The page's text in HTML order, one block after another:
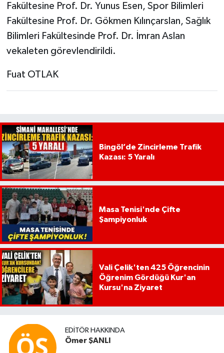
Fakültesine Prof. Dr. Yunus Esen, Spor Bilimleri
Fakültesine Prof. Dr. Gökmen Kılınçarslan, Sağlık
Bilimleri Fakültesinde Prof. Dr. İmran Aslan
vekaleten görevlendirildi.
Fuat OTLAK
Bingöl’de Zincirleme Trafik
Kazası: 5 Yaralı
Masa Tenisi'nde Çifte
Şampiyonluk
Vali Çelik'ten 425 Öğrencinin
Öğrenim Gördüğü Kur'an
Kursu'na Ziyaret
EDITÖR HAKKINDA
Ömer ŞANLI